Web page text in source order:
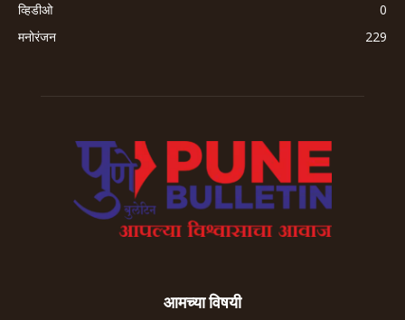
व्हिडीओ
0
मनोरंजन
229
आमच्या विषयी